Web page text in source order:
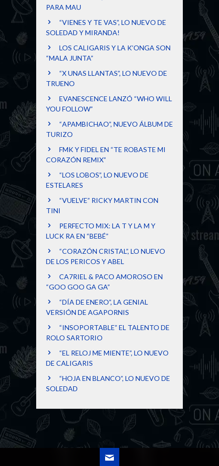
PARA MAU
“VIENES Y TE VAS”, LO NUEVO DE
SOLEDAD Y MIRANDA!
LOS CALIGARIS Y LA K’ONGA SON
“MALA JUNTA”
“X UNAS LLANTAS”, LO NUEVO DE
TRUENO
EVANESCENCE LANZÓ “WHO WILL
YOU FOLLOW”
“APAMBICHAO”, NUEVO ÁLBUM DE
TURIZO
FMK Y FIDEL EN “TE ROBASTE MI
CORAZÓN REMIX”
“LOS LOBOS”, LO NUEVO DE
ESTELARES
“VUELVE” RICKY MARTIN CON
TINI
PERFECTO MIX: LA T Y LA M Y
LUCK RA EN “BEBÉ”
“CORAZÓN CRISTAL”, LO NUEVO
DE LOS PERICOS Y ABEL
CA7RIEL & PACO AMOROSO EN
“GOO GOO GA GA”
“DÍA DE ENERO”, LA GENIAL
VERSIÓN DE AGAPORNIS
“INSOPORTABLE” EL TALENTO DE
ROLO SARTORIO
“EL RELOJ ME MIENTE”, LO NUEVO
DE CALIGARIS
“HOJA EN BLANCO”, LO NUEVO DE
SOLEDAD